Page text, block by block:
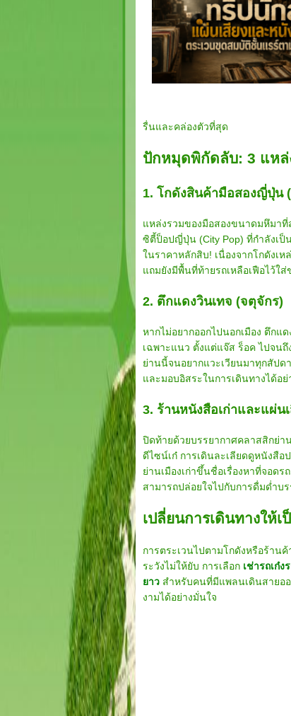
รื่นและคล่องตัวที่สุด
ปักหมุดพิกัดลับ: 3 แห
1. โกดังสินค้ามือสองญี่ปุ่น
แหล่งรวมของมือสองขนาดมหึมาที่
ซิตี้ป็อปญี่ปุ่น (City Pop) ที่กำลังเป็
ในราคาหลักสิบ! เนื่องจากโกดังเ
แถมยังมีพื้นที่ท้ายรถเหลือเฟือไว้ใส่
2. ตึกแดงวินเทจ (จตุจักร)
หากไม่อยากออกไปนอกเมือง ตึก
เฉพาะแนว ตั้งแต่แจ๊ส ร็อค ไปจน
ย่านนี้จนอยากแวะเวียนมาทุกสัปด
และมอบอิสระในการเดินทางได้อ
3. ร้านหนังสือเก่าและแผ่น
ปิดท้ายด้วยบรรยากาศคลาสสิกย่า
ดีไซน์เก๋ การเดินละเลียดดูหนังสื
ย่านเมืองเก่าขึ้นชื่อเรื่องหาที่จอด
สามารถปล่อยใจไปกับการดื่มด่ำบ
เปลี่ยนการเดินทางให้เ
การตระเวนไปตามโกดังหรือร้าน
ระวังไม่ให้ยับ การเลือก เช่ารถเก๋ง
ยาว สำหรับคนที่มีแพลนเดินสายอ
งามได้อย่างมั่นใจ